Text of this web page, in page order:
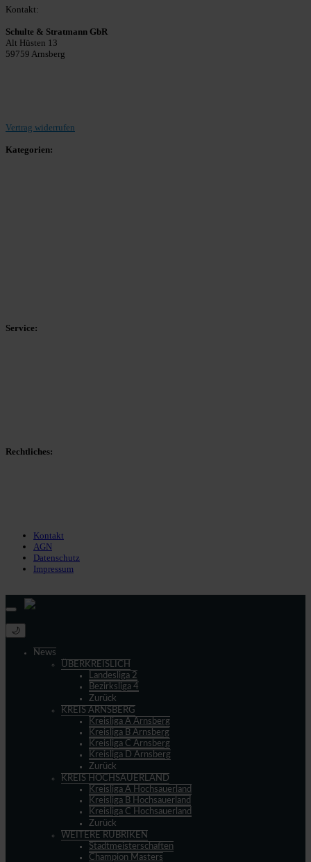
Kontakt:
Schulte & Stratmann GbR
Alt Hüsten 13
59759 Arnsberg
Vertrag widerrufen
Kategorien:
Service:
Rechtliches:
Kontakt
AGN
Datenschutz
Impressum
🌙
News
ÜBERKREISLICH
Landesliga 2
Bezirksliga 4
Zurück
KREIS ARNSBERG
Kreisliga A Arnsberg
Kreisliga B Arnsberg
Kreisliga C Arnsberg
Kreisliga D Arnsberg
Zurück
KREIS HOCHSAUERLAND
Kreisliga A Hochsauerland
Kreisliga B Hochsauerland
Kreisliga C Hochsauerland
Zurück
WEITERE RUBRIKEN
Stadtmeisterschaften
Champion Masters